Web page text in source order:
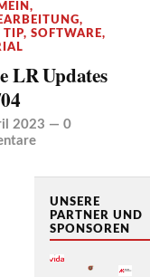
,
,
TIP,SOFTWARE,
LR Updates
2023 —0
UNSERE
PARTNER UND
SPONSOREN